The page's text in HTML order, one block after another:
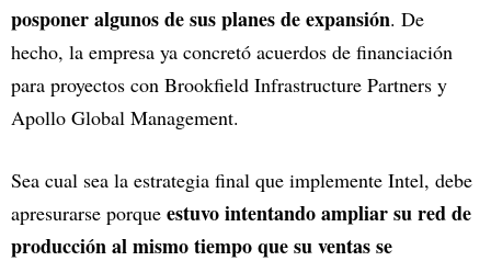
posponer algunos de sus planes de expansión. De
hecho, la empresa ya concretó acuerdos de financiación
para proyectos con Brookfield Infrastructure Partners y
Apollo Global Management.
Sea cual sea la estrategia final que implemente Intel, debe
apresurarse porque estuvo intentando ampliar su red de
producción al mismo tiempo que su ventas se